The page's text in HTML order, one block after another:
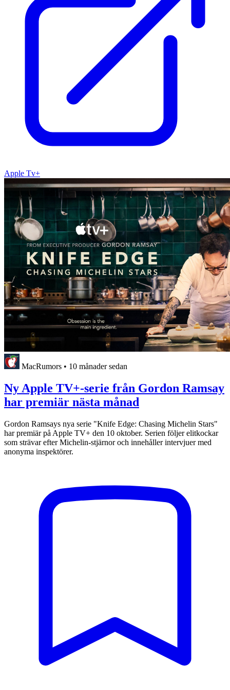
Apple Tv+
MacRumors • 10 månader sedan
Ny Apple TV+-serie från Gordon Ramsay
har premiär nästa månad
Gordon Ramsays nya serie "Knife Edge: Chasing Michelin Stars"
har premiär på Apple TV+ den 10 oktober. Serien följer elitkockar
som strävar efter Michelin-stjärnor och innehåller intervjuer med
anonyma inspektörer.